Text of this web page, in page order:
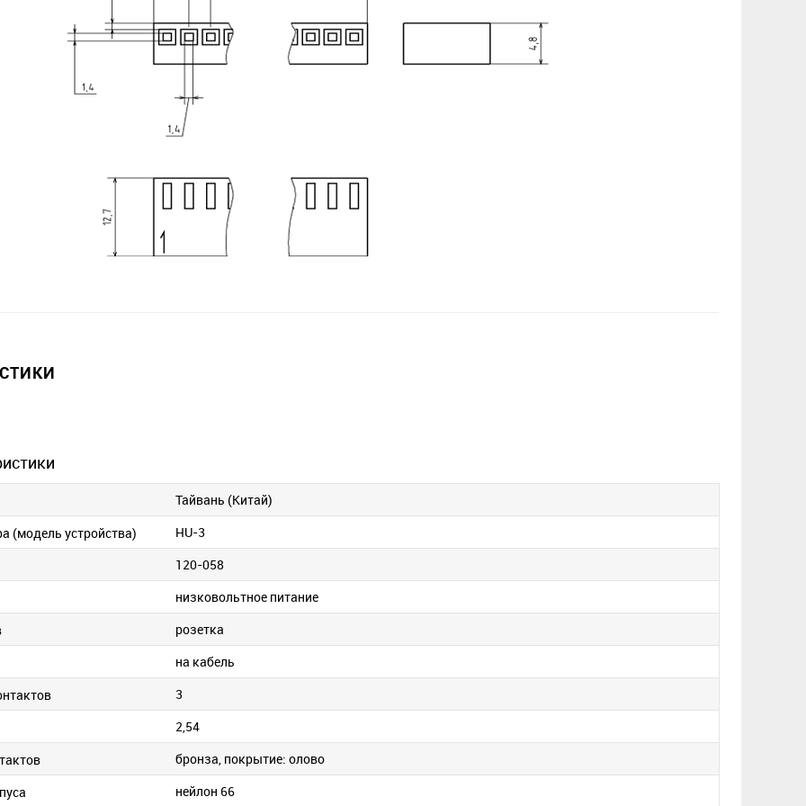
Тайвань (Китай)
(модель устройства)
HU-3
120-058
низковольтное питание
розетка
на кабель
3
2,54
бронза, покрытие: олово
нейлон 66